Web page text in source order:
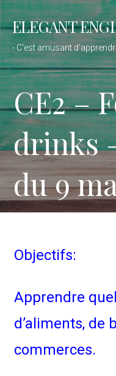
Passer
au
contenu
ELEGANT
- C'est amusant
CE2 –
drinks
du 9
Objectifs:
Apprendre
d’aliments, de
commerces.